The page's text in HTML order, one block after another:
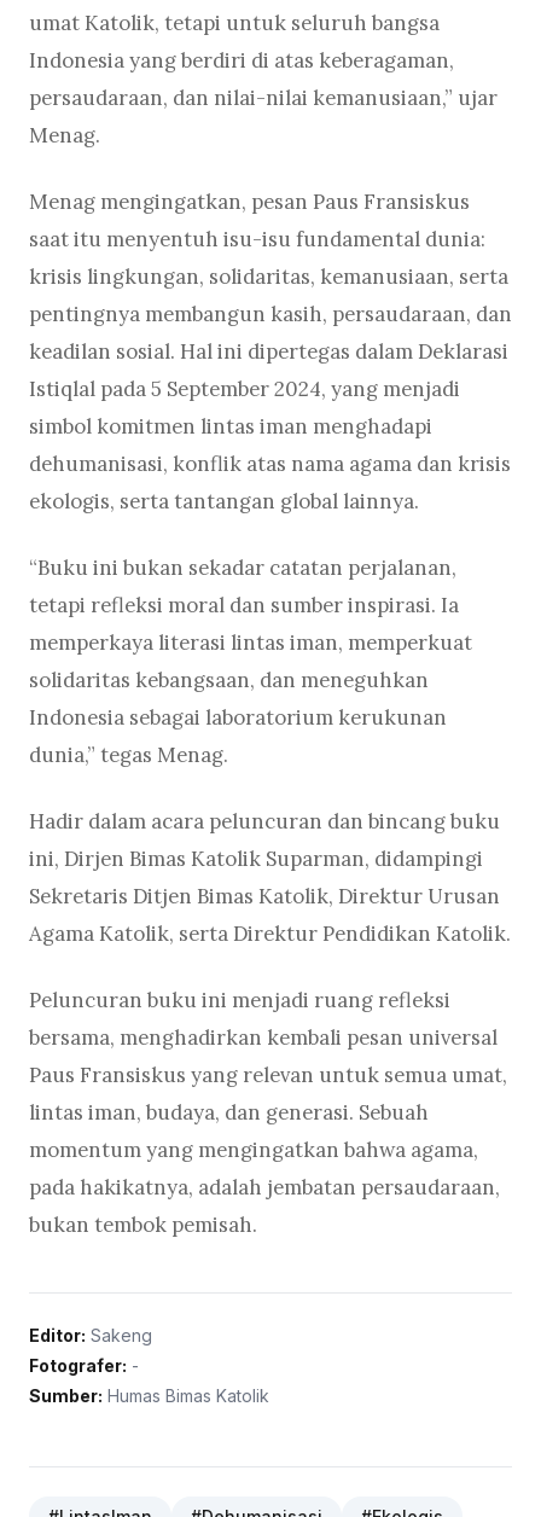
umat Katolik, tetapi untuk seluruh bangsa
Indonesia yang berdiri di atas keberagaman,
persaudaraan, dan nilai-nilai kemanusiaan,” ujar
Menag.
Menag mengingatkan, pesan Paus Fransiskus
saat itu menyentuh isu-isu fundamental dunia:
krisis lingkungan, solidaritas, kemanusiaan, serta
pentingnya membangun kasih, persaudaraan, dan
keadilan sosial. Hal ini dipertegas dalam Deklarasi
Istiqlal pada 5 September 2024, yang menjadi
simbol komitmen lintas iman menghadapi
dehumanisasi, konflik atas nama agama dan krisis
ekologis, serta tantangan global lainnya.
“Buku ini bukan sekadar catatan perjalanan,
tetapi refleksi moral dan sumber inspirasi. Ia
memperkaya literasi lintas iman, memperkuat
solidaritas kebangsaan, dan meneguhkan
Indonesia sebagai laboratorium kerukunan
dunia,” tegas Menag.
Hadir dalam acara peluncuran dan bincang buku
ini, Dirjen Bimas Katolik Suparman, didampingi
Sekretaris Ditjen Bimas Katolik, Direktur Urusan
Agama Katolik, serta Direktur Pendidikan Katolik.
Peluncuran buku ini menjadi ruang refleksi
bersama, menghadirkan kembali pesan universal
Paus Fransiskus yang relevan untuk semua umat,
lintas iman, budaya, dan generasi. Sebuah
momentum yang mengingatkan bahwa agama,
pada hakikatnya, adalah jembatan persaudaraan,
bukan tembok pemisah.
Editor: Sakeng
Fotografer: -
Sumber: Humas Bimas Katolik